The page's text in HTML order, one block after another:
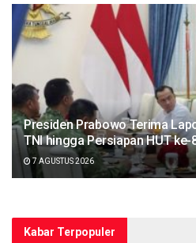
Presiden Prabowo Terima
TNI hingga Persiapan HUT ke-
7 AGUSTUS 2026
Kabar Terpopuler